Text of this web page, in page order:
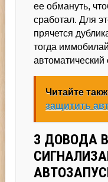
ее обмануть,
сработал. Для
прячется
тогда
автоматический
Читайте
защитить
3 ДОВОДА